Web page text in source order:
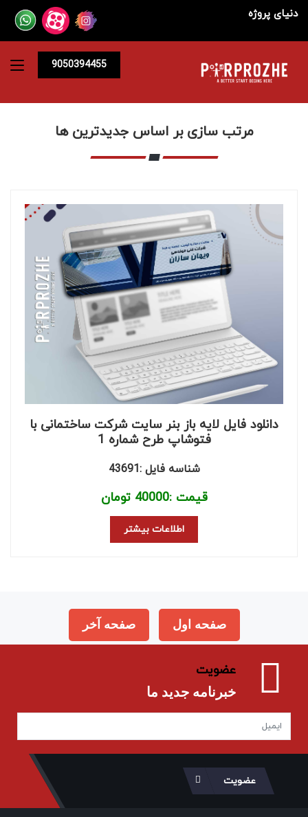
دنیای پروژه
9050394455
مرتب سازی بر اساس جدیدترین ها
دانلود فایل لایه باز بنر سایت شرکت ساختمانی با
فتوشاپ طرح شماره 1
شناسه فایل :43691
قیمت :40000 تومان
اطلاعات بیشتر
صفحه اول صفحه آخر
عضویت
خبرنامه جدید ما
عضویت